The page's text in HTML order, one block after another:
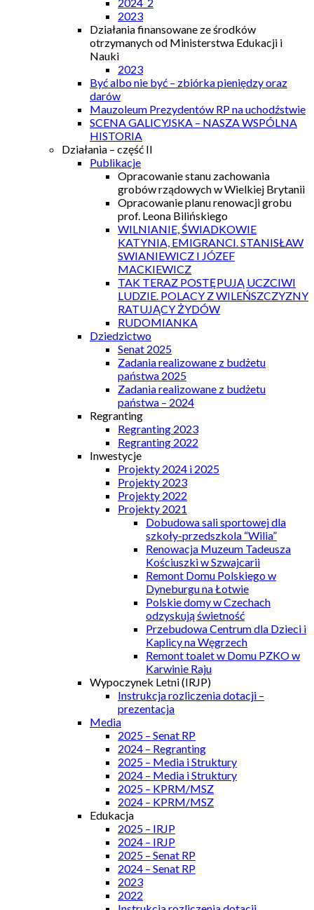
2023
Działania finansowane ze środków
otrzymanych od Ministerstwa Edukacji i
Nauki
2023
Być albo nie być – zbiórka pieniędzy oraz
darów
Mauzoleum Prezydentów RP na uchodźstwie
SCENA GALICYJSKA – NASZA WSPÓLNA
HISTORIA
Działania – część II
Publikacje
Opracowanie stanu zachowania
grobów rządowych w Wielkiej Brytanii
Opracowanie planu renowacji grobu
prof. Leona Bilińskiego
WILNIANIE, ŚWIADKOWIE
KATYNIA, EMIGRANCI. STANISŁAW
SWIANIEWICZ I JÓZEF
MACKIEWICZ
TAK TERAZ POSTĘPUJĄ UCZCIWI
LUDZIE. POLACY Z WILEŃSZCZYZNY
RATUJĄCY ŻYDÓW
RUDOMIANKA
Dziedzictwo
Senat 2025
Zadania realizowane z budżetu
państwa 2025
Zadania realizowane z budżetu
państwa – 2024
Regranting
Regranting 2023
Regranting 2022
Inwestycje
Projekty 2024 i 2025
Projekty 2023
Projekty 2022
Projekty 2021
Dobudowa sali sportowej dla
szkoły-przedszkola “Wilia”
Renowacja Muzeum Tadeusza
Kościuszki w Szwajcarii
Remont Domu Polskiego w
Dyneburgu na Łotwie
Polskie domy w Czechach
odzyskują świetność
Przebudowa Centrum dla Dzieci i
Kaplicy na Węgrzech
Remont toalet w Domu PZKO w
Karwinie Raju
Wypoczynek Letni (IRJP)
Instrukcja rozliczenia dotacji –
prezentacja
Media
2025 – Senat RP
2024 – Regranting
2025 – Media i Struktury
2024 – Media i Struktury
2025 – KPRM/MSZ
2024 – KPRM/MSZ
Edukacja
2025 – IRJP
2024 – IRJP
2025 – Senat RP
2024 – Senat RP
2023
2022